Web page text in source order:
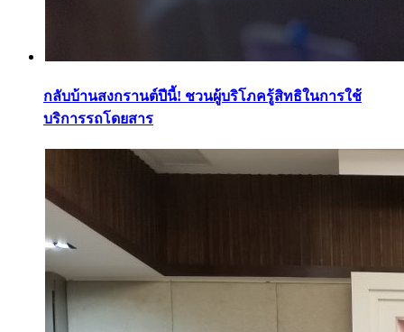
กลับบ้านสงกรานต์ปีนี้! ชวนผู้บริโภครู้สิทธิในการใช้
บริการรถโดยสาร